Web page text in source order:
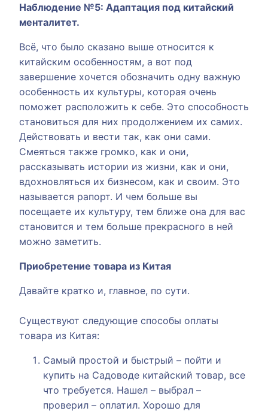
Наблюдение №5: Адаптация под китайский
менталитет.
Всё, что было сказано выше относится к
китайским особенностям, а вот под
завершение хочется обозначить одну важную
особенность их культуры, которая очень
поможет расположить к себе. Это способность
становиться для них продолжением их самих.
Действовать и вести так, как они сами.
Смеяться также громко, как и они,
рассказывать истории из жизни, как и они,
вдохновляться их бизнесом, как и своим. Это
называется рапорт. И чем больше вы
посещаете их культуру, тем ближе она для вас
становится и тем больше прекрасного в ней
можно заметить.
Приобретение товара из Китая
Давайте кратко и, главное, по сути.
Существуют следующие способы оплаты
товара из Китая:
Самый простой и быстрый – пойти и
купить на Садоводе китайский товар, все
что требуется. Нашел – выбрал –
проверил – оплатил. Хорошо для